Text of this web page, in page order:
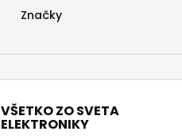
Značky
VŠETKO ZO SVETA
ELEKTRONIKY